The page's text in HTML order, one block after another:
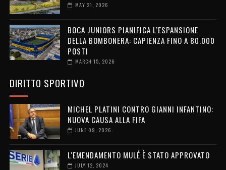
MAY 21, 2026
BOCA JUNIORS PIANIFICA L’ESPANSIONE
DELLA BOMBONERA: CAPIENZA FINO A 80.000
POSTI
MARCH 15, 2026
DIRITTO SPORTIVO
MICHEL PLATINI CONTRO GIANNI INFANTINO:
NUOVA CAUSA ALLA FIFA
JUNE 09, 2026
L'EMENDAMENTO MULÉ È STATO APPROVATO
JULY 12, 2024